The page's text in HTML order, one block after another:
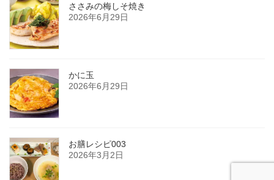
ささみの梅しそ焼き
2026年6月29日
かに玉
2026年6月29日
お膳レシピ003
2026年3月2日